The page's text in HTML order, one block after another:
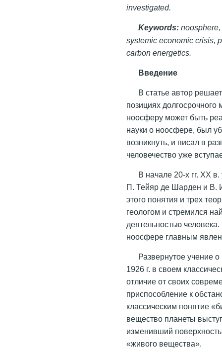
investigated.
Keywords:
systemic economic crisis,
carbon energetics.
Введение
В статье автор
позициях
ноосферу может быть
науки о ноосфере, был
возникнуть, и писал в
человечество уже
В начале 20-х гг. XX
П. Тейяр де Шарден и В.
этого понятия и трех
геологом и стремился
деятельностью
ноосфере главным
Развернутое учение
1926 г. в своем
отличие от своих
приспособление к
классическим понятие
вещество планеты
изменивший
«живого вещества».